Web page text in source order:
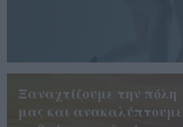
Ξαναχτίζουμε την πόλη
μας και ανακαλύπτουμε